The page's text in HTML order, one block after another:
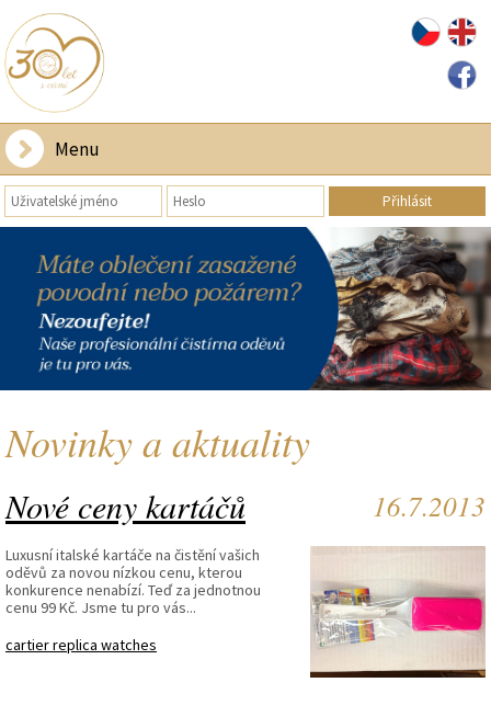
Menu
Novinky a aktuality
Nové ceny kartáčů 16.7.2013
Luxusní italské kartáče na čistění vašich
oděvů za novou nízkou cenu, kterou
konkurence nenabízí. Teď za jednotnou
cenu 99 Kč. Jsme tu pro vás...
cartier replica watches